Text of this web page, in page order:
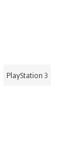
PlayStation 3